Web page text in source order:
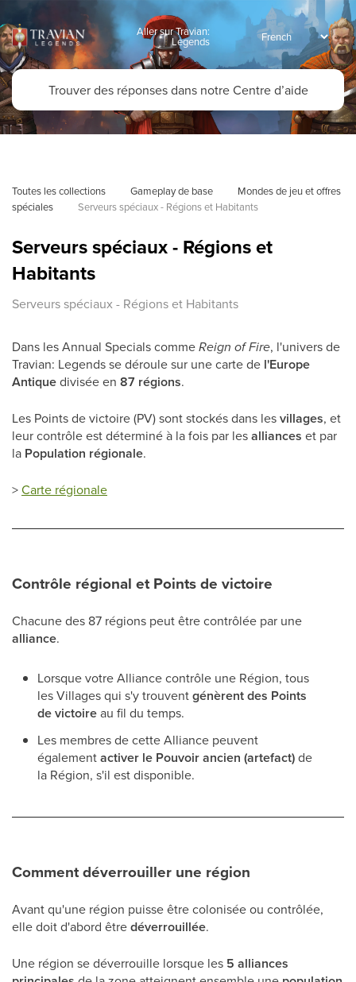
Aller sur Travian:
Legends
Toutes les collections Gameplay de base
Mondes de jeu et offres
spéciales
Serveurs spéciaux - Régions et Habitants
Serveurs spéciaux - Régions et
Habitants
Serveurs spéciaux - Régions et Habitants
Dans les Annual Specials commeReign of Fire, l'univers de
Travian: Legends se déroule sur une carte de l'Europe
Antiquedivisée en 87 régions.
Les Points de victoire (PV) sont stockés dans lesvillages, et
leur contrôle est déterminé à la fois par lesalliances et par
la Population régionale.
>Carte régionale
Contrôle régional et Points de victoire
Chacune des 87 régions peut être contrôlée par une
alliance.
Lorsque votre Alliance contrôle une Région, tous
les Villages qui s'y trouventgénèrent des Points
de victoireau fil du temps.
Les membres de cette Alliance peuvent
égalementactiver le Pouvoir ancien (artefact)de
la Région, s'il est disponible.
Comment déverrouiller une région
Avant qu'une région puisse être colonisée ou contrôlée,
elle doit d'abord êtredéverrouillée.
Une région se déverrouille lorsque les 5 alliances